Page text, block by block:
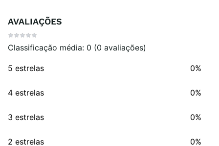
AVALIAÇÕES
Classificação média: 0 (0 avaliações)
5 estrelas 0%
4 estrelas 0%
3 estrelas 0%
2 estrelas 0%